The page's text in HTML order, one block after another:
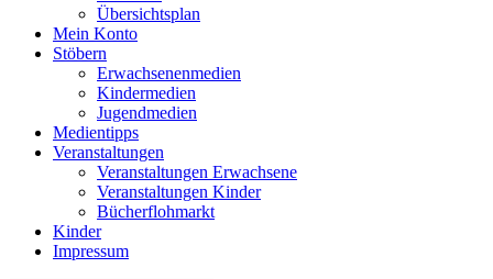
Übersichtsplan
Mein Konto
Stöbern
Erwachsenenmedien
Kindermedien
Jugendmedien
Medientipps
Veranstaltungen
Veranstaltungen Erwachsene
Veranstaltungen Kinder
Bücherflohmarkt
Kinder
Impressum